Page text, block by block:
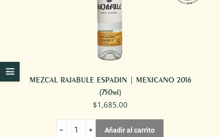
MEZCAL RAJABULE ESPADIN | MEXICANO 2016
(750ml)
$1,685.00
RAJABULE
Añadir al carrito